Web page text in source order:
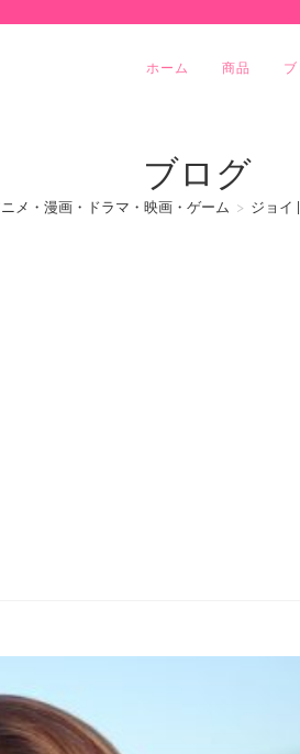
ホーム 商品
ブログ
メ・漫画・ドラマ・映画・ゲーム > ジョイ